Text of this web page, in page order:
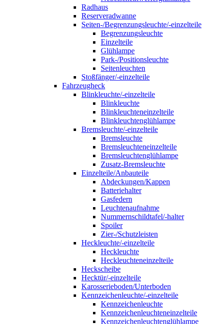
Radhaus
Reserveradwanne
Seiten-/Begrenzungsleuchte/-einzelteile
Begrenzungsleuchte
Einzelteile
Glühlampe
Park-/Positionsleuchte
Seitenleuchten
Stoßfänger/-einzelteile
Fahrzeugheck
Blinkleuchte/-einzelteile
Blinkleuchte
Blinkleuchteneinzelteile
Blinkleuchtenglühlampe
Bremsleuchte/-einzelteile
Bremsleuchte
Bremsleuchteneinzelteile
Bremsleuchtenglühlampe
Zusatz-Bremsleuchte
Einzelteile/Anbauteile
Abdeckungen/Kappen
Batteriehalter
Gasfedern
Leuchtenaufnahme
Nummernschildtafel/-halter
Spoiler
Zier-/Schutzleisten
Heckleuchte/-einzelteile
Heckleuchte
Heckleuchteneinzelteile
Heckscheibe
Hecktür/-einzelteile
Karosserieboden/Unterboden
Kennzeichenleuchte/-einzelteile
Kennzeichenleuchte
Kennzeichenleuchteneinzelteile
Kennzeichenleuchtenglühlampe